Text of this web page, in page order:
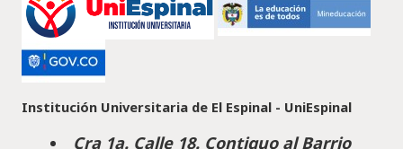
Institución Universitaria de El Espinal - UniEspinal
Cra 1a. Calle 18. Contiguo al Barrio